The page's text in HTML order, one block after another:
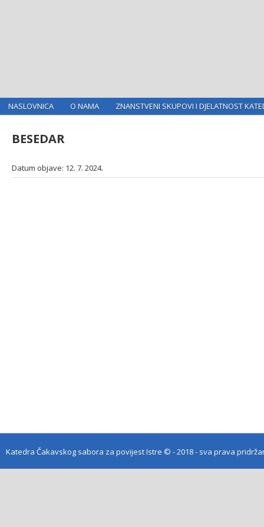
NASLOVNICA O NAMA ZNANSTVENI SKUPOVI I DJELATNOST
BESEDAR
Datum objave: 12. 7. 2024.
Katedra Čakavskog sabora za povijest Istre © - 2018 - sva prava